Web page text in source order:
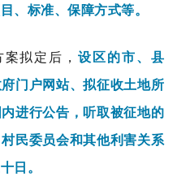
、标准、保障方式等。
案拟定后，设区的市、县
门户网站、拟征收土地所
进行公告，听取被征地的
民委员会和其他利害关系
日。